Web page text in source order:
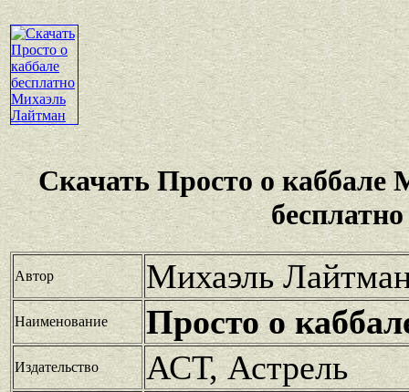
Скачать Просто о
бесплатно
Автор Михаэль
Наименование Просто о
Издательство АСТ, Астрель